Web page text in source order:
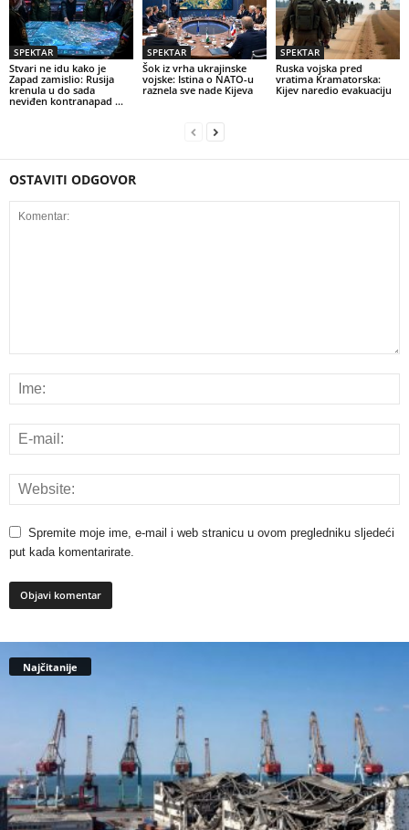
SPEKTAR
Stvari ne idu kako je
Zapad zamislio: Rusija
krenula u do sada
neviđen kontranapad …
SPEKTAR
Šok iz vrha ukrajinske
vojske: Istina o NATO-u
raznela sve nade Kijeva
SPEKTAR
Ruska vojska pred
vratima Kramatorska:
Kijev naredio evakuaciju
OSTAVITI ODGOVOR
Spremite moje ime, e-mail i web stranicu u ovom pregledniku sljedeći
put kada komentarirate.
Najčitanije